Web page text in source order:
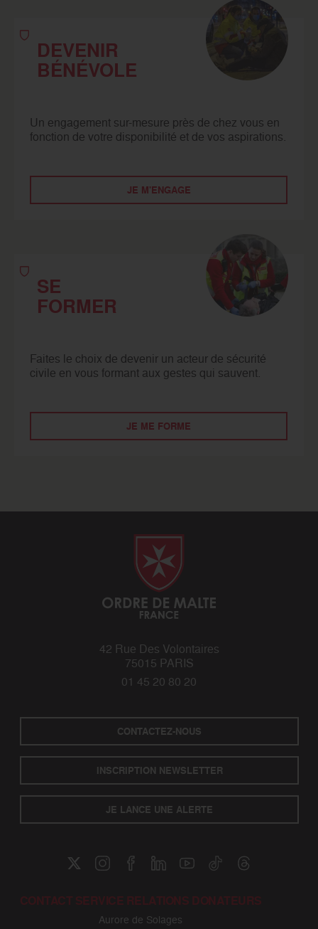
DEVENIR
BÉNÉVOLE
Un engagement sur-mesure près de chez vous en
fonction de votre disponibilité et de vos aspirations.
JE M'ENGAGE
SE
FORMER
Faites le choix de devenir un acteur de sécurité
civile en vous formant aux gestes qui sauvent.
JE ME FORME
42 Rue Des Volontaires
75015 PARIS
01 45 20 80 20
CONTACTEZ-NOUS
INSCRIPTION NEWSLETTER
JE LANCE UNE ALERTE
CONTACT SERVICE RELATIONS DONATEURS
Aurore de Solages